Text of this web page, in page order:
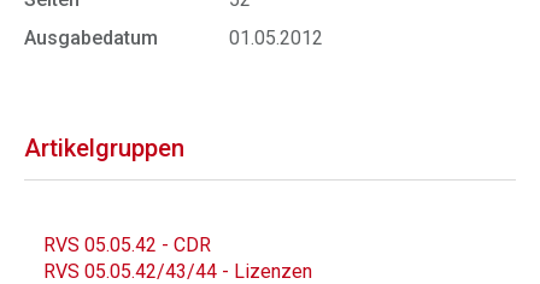
Ausgabedatum
01.05.2012
Artikelgruppen
RVS 05.05.42 - CDR
RVS 05.05.42/43/44 - Lizenzen